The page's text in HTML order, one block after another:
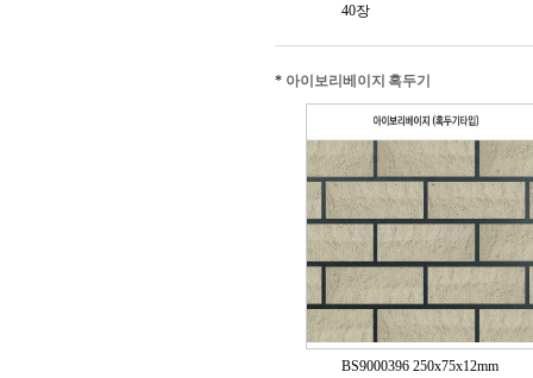
40장
* 아이보리베이지 혹두기
BS9000396 250x75x12mm